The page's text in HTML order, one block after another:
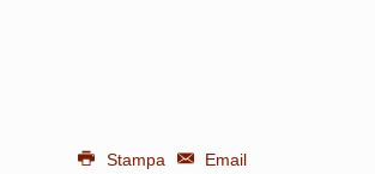
Stampa Email